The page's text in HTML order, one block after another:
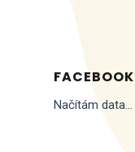
FACEBOOK
Načítám data...